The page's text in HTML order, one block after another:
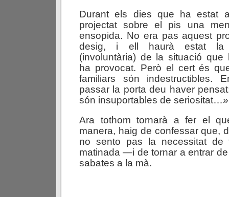
Durant els dies que ha estat
projectat sobre el pis una
ensopida. No era pas aquest
desig, i ell haurà estat la
(involuntària) de la situació que
ha provocat. Però el cert és
familiars són indestructibles.
passar la porta deu haver
són insuportables de
Ara tothom tornarà a fer el
manera, haig de confessar que,
no sento pas la necessitat
matinada —i de tornar a entrar
sabates a la mà.